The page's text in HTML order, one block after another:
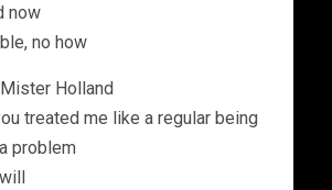
now
no how
Holland
treated me like a regular being
problem